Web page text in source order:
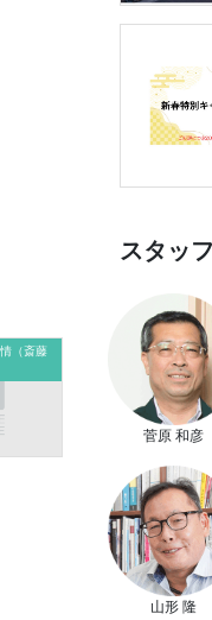
（斎藤
スタッ
菅原 和彦
山形 隆